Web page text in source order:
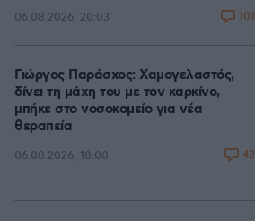
06.08.2026, 20:03 101
Γιώργος Παράσχος: Χαμογελαστός,
δίνει τη μάχη του με τον καρκίνο,
μπήκε στο νοσοκομείο για νέα
θεραπεία
06.08.2026, 18:00 42